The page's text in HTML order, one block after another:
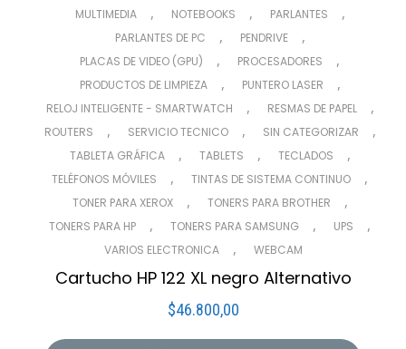
MULTIMEDIA , NOTEBOOKS , PARLANTES ,
PARLANTES DE PC , PENDRIVE ,
PLACAS DE VIDEO (GPU) , PROCESADORES ,
PRODUCTOS DE LIMPIEZA , PUNTERO LASER ,
RELOJ INTELIGENTE - SMARTWATCH , RESMAS DE PAPEL ,
ROUTERS , SERVICIO TECNICO , SIN CATEGORIZAR ,
TABLETA GRÁFICA , TABLETS , TECLADOS ,
TELÉFONOS MÓVILES , TINTAS DE SISTEMA CONTINUO ,
TONER PARA XEROX , TONERS PARA BROTHER ,
TONERS PARA HP , TONERS PARA SAMSUNG , UPS ,
VARIOS ELECTRONICA , WEBCAM
Cartucho HP 122 XL negro Alternativo
$46.800,00